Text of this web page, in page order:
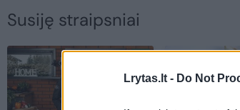
Lrytas.lt - Do Not
Susiję straipsniai